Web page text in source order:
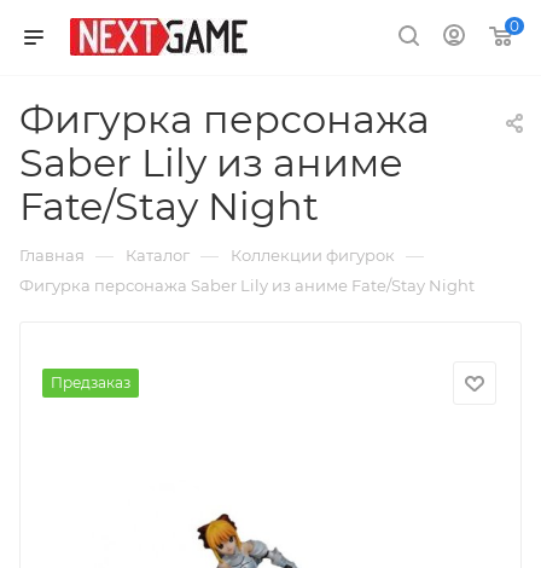
0
Фигурка персонажа
Saber Lily из аниме
Fate/Stay Night
Главная — Каталог — Коллекции фигурок —
Фигурка персонажа Saber Lily из аниме Fate/Stay Night
Предзаказ